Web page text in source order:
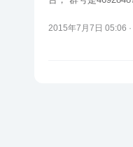
2015年7月7日 05:06 ·